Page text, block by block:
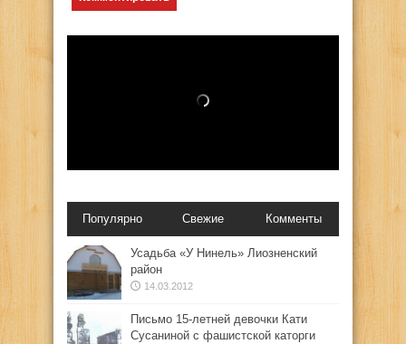
Популярно Свежие Комменты
Усадьба «У Нинель» Лиозненский
район
14.03.2012
Письмо 15-летней девочки Кати
Сусаниной с фашистской каторги